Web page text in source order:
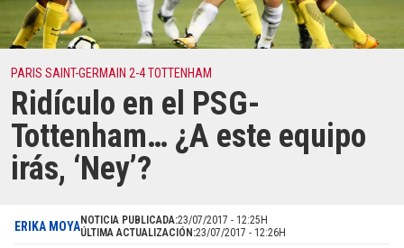
PARIS SAINT-GERMAIN 2-4 TOTTENHAM
Ridículo en el PSG-
Tottenham… ¿A este equipo
irás, ‘Ney’?
ERIKA MOYANOTICIA PUBLICADA:23/07/2017 - 12:25H
ÚLTIMA ACTUALIZACIÓN:23/07/2017 - 12:26H